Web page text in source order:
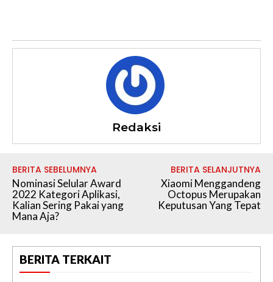
Redaksi
BERITA SEBELUMNYA
Nominasi Selular Award
2022 Kategori Aplikasi,
Kalian Sering Pakai yang
Mana Aja?
BERITA SELANJUTNYA
Xiaomi Menggandeng
Octopus Merupakan
Keputusan Yang Tepat
BERITA TERKAIT